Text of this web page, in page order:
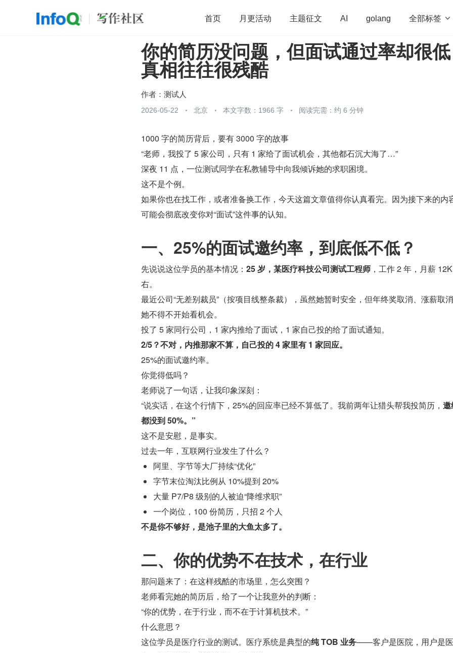
首页 月更活动 主题征文 AI golang 全部标签 
开源 架构 OpenHarmony 算法 学习方法 Web3.0 高
团队管理 程序员 运维
你的简历没问题，但面试通过率却很
真相往往很残酷
作者： 测试人
2026-05-22 北京 本文字数：1966 字 阅读完需：约 6 分钟
1000 字的简历背后，要有 3000 字的故事
“老师，我投了 5 家公司，只有 1 家给了面试机会，其他都石沉大海了…”
深夜 11 点，一位测试同学在私教辅导中向我倾诉她的求职困境。
这不是个例。
如果你也在找工作，或者准备换工作，今天这篇文章值得你认真看完。因为接下来的内
可能会彻底改变你对“面试”这件事的认知。
一、25%的面试邀约率，到底低不低？
先说说这位学员的基本情况： 25 岁，某医疗科技公司测试工程师 ，工作 2 年，月薪
右。
最近公司“无差别裁员”（按项目线整条裁），虽然她暂时安全，但年终奖取消、涨薪取
她不得不开始看机会。
投了 5 家同行公司，1 家内推给了面试，1 家自己投的给了面试通知。
2/5？不对，内推那家不算，自己投的 4 家里有 1 家回应。
25%的面试邀约率。
你觉得低吗？
老师说了一句话，让我印象深刻：
“说实话，在这个行情下，25%的回应率已经不算低了。我前两年让猎头帮我投简历， 邀
都没到 50%。”
这不是安慰，是事实。
过去一年，互联网行业发生了什么？
阿里、字节等大厂持续“优化”
字节末位淘汰比例从 10%提到 20%
大量 P7/P8 级别的人被迫“降维求职”
一个岗位，100 份简历，只招 2 个人
不是你不够好，是池子里的大鱼太多了。
二、你的优势不在技术，在行业
那问题来了：在这样残酷的市场里，怎么突围？
老师看完她的简历后，给了一个让我意外的判断：
“你的优势，在于行业，而不在于计算机技术。”
什么意思？
这位学员是医疗行业的测试。医疗系统是典型的纯 TOB 业务——客户是医院，用户是